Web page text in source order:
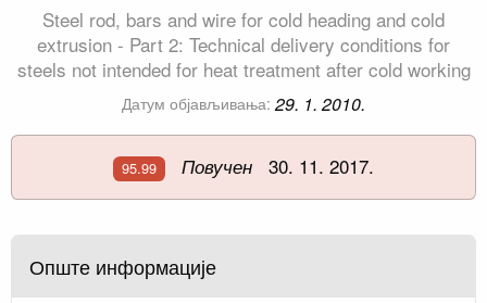
Steel rod, bars and wire for cold heading and cold
extrusion - Part 2: Technical delivery conditions for
steels not intended for heat treatment after cold working
Датум објављивања: 29. 1. 2010.
95.99 Повучен 30. 11. 2017.
Опште информације